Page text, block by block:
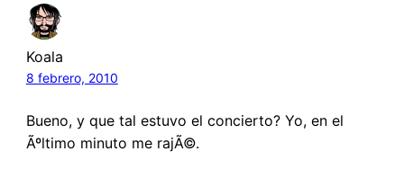
Koala
8 febrero, 2010
Bueno, y que tal estuvo el concierto? Yo, en el
Ãºltimo minuto me rajÃ©.